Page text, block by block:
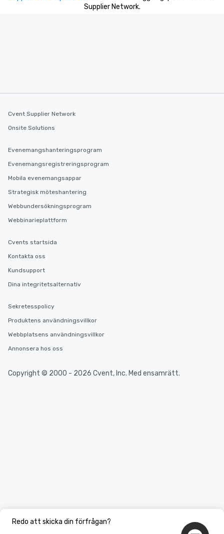
Redo att skicka din förfrågan?
Supplier Network.
Cvent Supplier Network
Onsite Solutions
Evenemangshanteringsprogram
Evenemangsregistreringsprogram
Mobila evenemangsappar
Strategisk möteshantering
Webbundersökningsprogram
Webbinarieplattform
Cvents startsida
Kontakta oss
Kundsupport
Dina integritetsalternativ
Sekretesspolicy
Produktens användningsvillkor
Webbplatsens användningsvillkor
Annonsera hos oss
Copyright © 2000 - 2026 Cvent, Inc. Med ensamrätt.